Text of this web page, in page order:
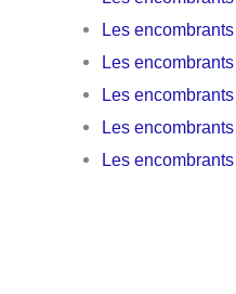
Les encombrants
Les encombrants
Les
Les encombrants
Les encombrants